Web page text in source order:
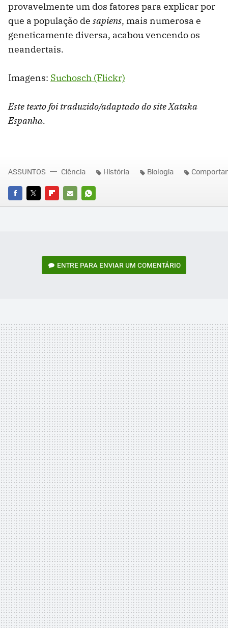
provavelmente um dos fatores para explicar por
que a população de sapiens, mais numerosa e
geneticamente diversa, acabou vencendo os
neandertais.
Imagens: Suchosch (Flickr)
Este texto foi traduzido/adaptado do site Xataka
Espanha.
FACEBOOK
TWITTERFLIPBOARD
E-
WHATSAPP
ASSUNTOS Ciência História Biologia
ENTRE PARA ENVIAR UM COMENTÁRIO